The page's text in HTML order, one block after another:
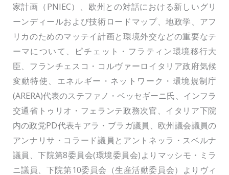
家計画（PNIEC）、欧州との対話における新しいグリ
ーンディールおよび技術ロードマップ、地政学、アフ
リカのためのマッテイ計画と環境外交などの重要なテ
ーマについて、ピチェット・フラティン環境移行大
臣、フランチェスコ・コルヴァーロイタリア政府気候
変動特使、エネルギー・ネットワーク・環境規制庁
(ARERA)代表のステファノ・ベッセギーニ氏、インフラ
交通省トゥリオ・フェランテ政務次官、イタリア下院
内の政党PD代表キアラ・ブラガ議員、欧州議会議員の
アンナリサ・コラード議員とアントネッラ・スベルナ
議員、下院第8委員会(環境委員会)よりマッシモ・ミラ
ニ議員、下院第10委員会（生産活動委員会）よりヴィ